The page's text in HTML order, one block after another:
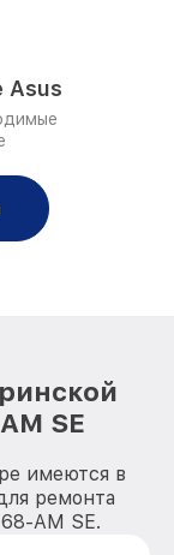
Asus
SE
имеются в
ремонта
AM SE.